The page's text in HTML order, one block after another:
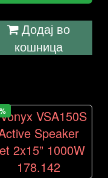
Додај во
кошница